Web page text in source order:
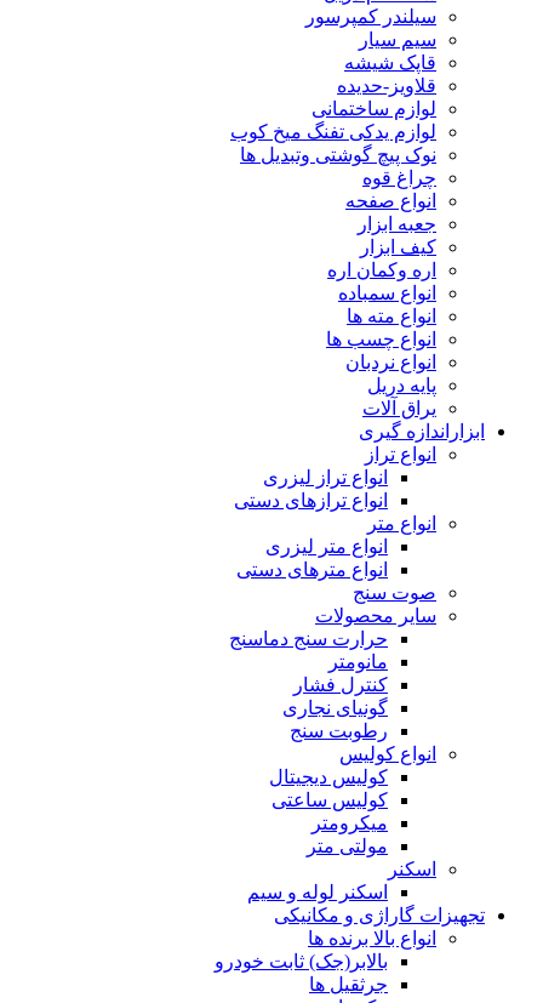
سیلندر کمپرسور
سیم سیار
قاپک شیشه
قلاویز-حدیده
لوازم ساختمانی
لوازم یدکی تفنگ میخ کوب
نوک پیچ گوشتی وتبدیل ها
چراغ قوه
انواع صفحه
جعبه ابزار
کیف ابزار
اره وکمان اره
انواع سمباده
انواع مته ها
انواع چسب ها
انواع نردبان
پایه دریل
یراق آلات
ابزاراندازه گیری
انواع تراز
انواع تراز لیزری
انواع ترازهای دستی
انواع متر
انواع متر لیزری
انواع مترهای دستی
صوت سنج
سایر محصولات
حرارت سنج دماسنج
مانومتر
کنترل فشار
گونیای نجاری
رطوبت سنج
انواع کولیس
کولیس دیجیتال
کولیس ساعتی
میکرومتر
مولتی متر
اسکنر
اسکنر لوله و سیم
تجهیزات گاراژی و مکانیکی
انواع بالا برنده ها
بالابر(جک) ثابت خودرو
جرثقیل ها